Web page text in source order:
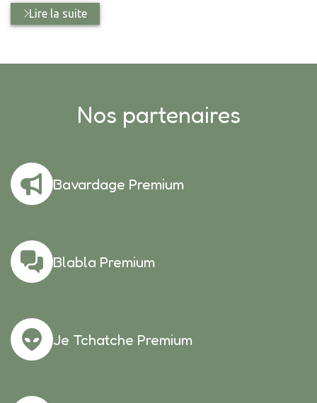
Lire la suite
Nos partenaires
Bavardage Premium
Blabla Premium
Je Tchatche Premium